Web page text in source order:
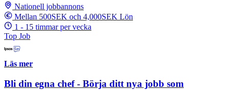
Nationell jobbannons
Mellan 500SEK och 4,000SEK Lön
1 - 15 timmar per vecka
Top Job
Läs mer
Bli din egna chef - Börja ditt nya jobb som